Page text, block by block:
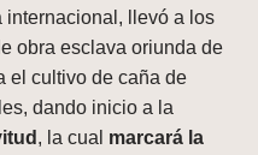
internacional, llevó a los
obra esclava oriunda de
el cultivo de caña de
dando inicio a la
, la cual marcará la